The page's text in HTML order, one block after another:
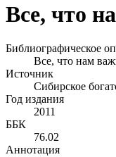
Все, что
Библиографическое
Все, что нам
Источник
Сибирское
Год издания
2011
ББК
76.02
Аннотация